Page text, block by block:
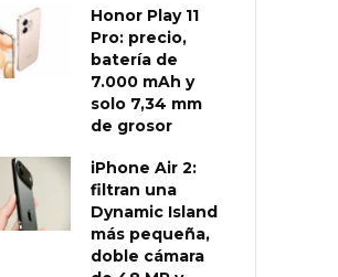
Honor Play 11
Pro: precio,
batería de
7.000 mAh y
solo 7,34 mm
de grosor
iPhone Air 2:
filtran una
Dynamic Island
más pequeña,
doble cámara